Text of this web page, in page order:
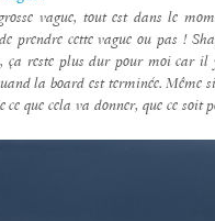
vague, tout est dans le
prendre cette vague ou pas !
ça reste plus dur pour moi car il
la board est terminée. Même
ce que cela va donner, que ce soit